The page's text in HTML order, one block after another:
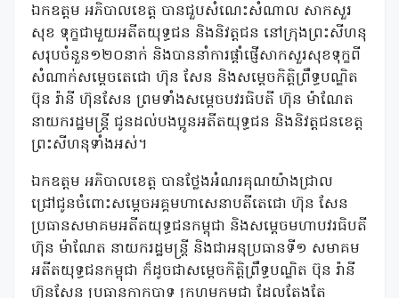
ឯកឧត្តម អភិបាលខេត្ត បានជួបសំណេះសំណាល សាកសួរ
សុខ ទុក្ខជាមួយអតីតយុទ្ធជន និងនិវត្តជន នៅក្រុងព្រះសីហនុ
សរុបចំនួន១២០នាក់ និងបាននាំការផ្តាំផ្ញើសាកសួរសុខទុក្ខពី
សំណាក់សម្តេចតេជោ ហ៊ុន សែន និងសម្តេចកិត្តិព្រឹទ្ធបណ្ឌិត
ប៊ុន រ៉ានី ហ៊ុនសែន ព្រមទាំងសម្តេចបវរធិបតី ហ៊ុន ម៉ាណែត
នាយករដ្ឋមន្ត្រី ជូនដល់បងប្អូនអតីតយុទ្ធជន និងនិវត្តជនខេត្ត
ព្រះសីហនុទាំងអស់។
ឯកឧត្តម អភិបាលខេត្ត បានថ្លែងអំណរគុណយ៉ាងជ្រាល
ជ្រៅជូនចំពោះសម្តេចអគ្គមហាសេនាបតីតេជោ ហ៊ុន សែន
ប្រធានសមាគមអតីតយុទ្ធជនកម្ពុជា និងសម្តេចមហាបវរធិបតី
ហ៊ុន ម៉ាណែត នាយករដ្ឋមន្រ្តី និងជាអនុប្រធានទី១ សមាគម
អតីតយុទ្ធជនកម្ពុជា ក៏ដូចជាសម្តេចកិត្តិព្រឹទ្ធបណ្ឌិត ប៊ុន រ៉ានី